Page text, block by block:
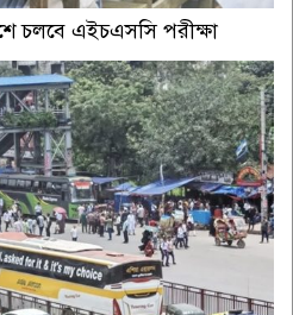
চলবে এইচএসসি পরীক্ষা